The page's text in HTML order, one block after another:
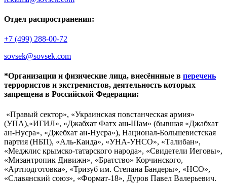
Отдел распространения:
+7 (499) 288-00-72
sovsek@sovsek.com
*Организации и физические лица, внесённные в перечень
террористов и экстремистов, деятельность которых
запрещена в Российской Федерации:
«Правый сектор», «Украинская повстанческая армия»
(УПА),«ИГИЛ», «Джабхат Фатх аш-Шам» (бывшая «Джабхат
ан-Нусра», «Джебхат ан-Нусра»), Национал-Большевистская
партия (НБП), «Аль-Каида», «УНА-УНСО», «Талибан»,
«Меджлис крымско-татарского народа», «Свидетели Иеговы»,
«Мизантропик Дивижн», «Братство» Корчинского,
«Артподготовка», «Тризуб им. Степана Бандеры», «НСО»,
«Славянский союз», «Формат-18», Дуров Павел Валерьевич.